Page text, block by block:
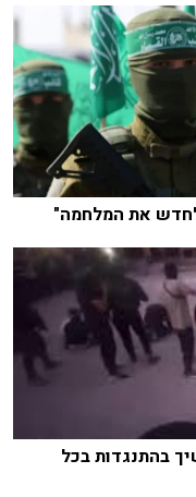
לחדש את המלחמה"
בהתנגדות בכל